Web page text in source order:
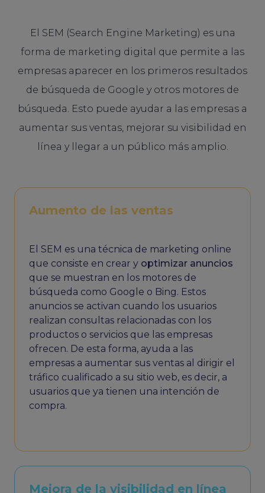
El SEM (Search Engine Marketing) es una
forma de marketing digital que permite a las
empresas aparecer en los primeros resultados
de búsqueda de Google y otros motores de
búsqueda. Esto puede ayudar a las empresas a
aumentar sus ventas, mejorar su visibilidad en
línea y llegar a un público más amplio.
Aumento de las ventas
El SEM es una técnica de marketing online
que consiste en crear y optimizar anuncios
que se muestran en los motores de
búsqueda como Google o Bing. Estos
anuncios se activan cuando los usuarios
realizan consultas relacionadas con los
productos o servicios que las empresas
ofrecen. De esta forma, ayuda a las
empresas a aumentar sus ventas al dirigir el
tráfico cualificado a su sitio web, es decir, a
usuarios que ya tienen una intención de
compra.
Mejora de la visibilidad en línea